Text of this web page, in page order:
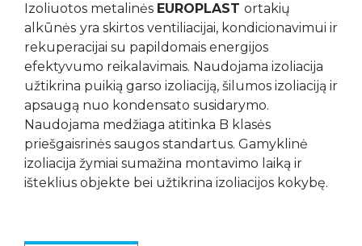
Izoliuotos metalinės EUROPLAST ortakių
alkūnės yra skirtos ventiliacijai, kondicionavimui ir
rekuperacijai su papildomais energijos
efektyvumo reikalavimais. Naudojama izoliacija
užtikrina puikią garso izoliaciją, šilumos izoliaciją ir
apsaugą nuo kondensato susidarymo.
Naudojama medžiaga atitinka B klasės
priešgaisrinės saugos standartus. Gamyklinė
izoliacija žymiai sumažina montavimo laiką ir
išteklius objekte bei užtikrina izoliacijos kokybę.